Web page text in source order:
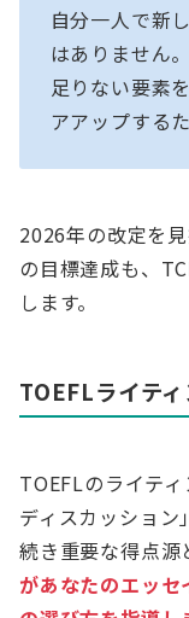
自分一人で新
はありません
足りない要素
アアップする
2026年の改定を
の目標達成も、
します。
TOEFLライテ
TOEFLのライテ
ディスカッショ
続き重要な得点源
があなたのエッ